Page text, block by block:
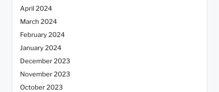
April 2024
March 2024
February 2024
January 2024
December 2023
November 2023
October 2023